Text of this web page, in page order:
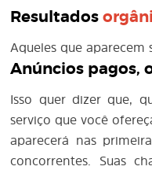
Resultados
Aqueles que aparecem
Anúncios pagos,
Isso quer dizer que,
serviço que você
aparecerá nas
concorrentes. Suas